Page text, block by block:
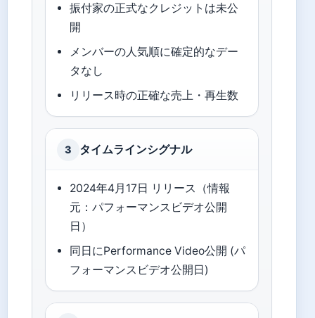
振付家の正式なクレジットは未公
開
メンバーの人気順に確定的なデー
タなし
リリース時の正確な売上・再生数
3 タイムラインシグナル
2024年4月17日 リリース（情報
元：パフォーマンスビデオ公開
日）
同日にPerformance Video公開 (パ
フォーマンスビデオ公開日)